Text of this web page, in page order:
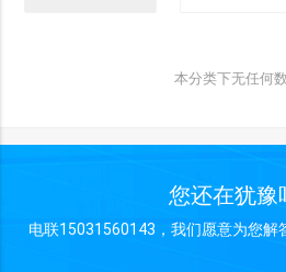
本分类下无任何数
您还在犹豫
电联15031560143，我们愿意为您解